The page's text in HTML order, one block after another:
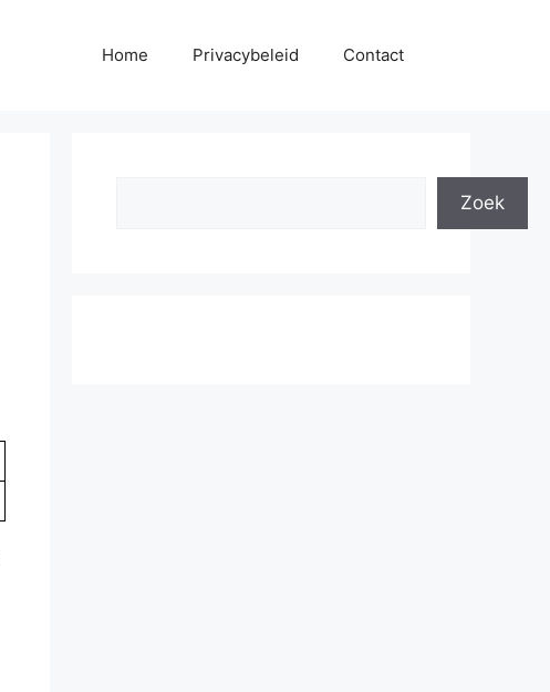
Home Privacybeleid Contact
Zoek